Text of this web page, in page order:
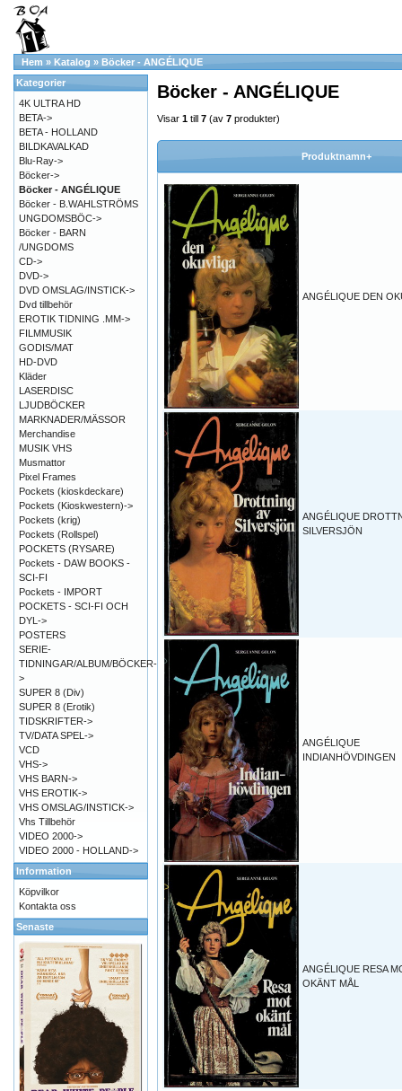
Hem » Katalog » Böcker - ANGÉLIQUE
Böcker - ANGÉLIQUE
Visar 1 till 7 (av 7 produkter)
Produktnamn+
ANGÉLIQUE DEN
ANGÉLIQUE
SILVERSJÖN
ANGÉLIQUE
INDIANHÖVDINGEN
ANGÉLIQUE RESA
OKÄNT MÅL
Kategorier
4K ULTRA HD
BETA->
BETA - HOLLAND
BILDKAVALKAD
Blu-Ray->
Böcker->
Böcker - ANGÉLIQUE
Böcker - B.WAHLSTRÖMS
UNGDOMSBÖC->
Böcker - BARN
/UNGDOMS
CD->
DVD->
DVD OMSLAG/INSTICK->
Dvd tillbehör
EROTIK TIDNING .MM->
FILMMUSIK
GODIS/MAT
HD-DVD
Kläder
LASERDISC
LJUDBÖCKER
MARKNADER/MÄSSOR
Merchandise
MUSIK VHS
Musmattor
Pixel Frames
Pockets (kioskdeckare)
Pockets (Kioskwestern)->
Pockets (krig)
Pockets (Rollspel)
POCKETS (RYSARE)
Pockets - DAW BOOKS -
SCI-FI
Pockets - IMPORT
POCKETS - SCI-FI OCH
DYL->
POSTERS
SERIE-
TIDNINGAR/ALBUM/BÖCKER-
>
SUPER 8 (Div)
SUPER 8 (Erotik)
TIDSKRIFTER->
TV/DATA SPEL->
VCD
VHS->
VHS BARN->
VHS EROTIK->
VHS OMSLAG/INSTICK->
Vhs Tillbehör
VIDEO 2000->
VIDEO 2000 - HOLLAND->
Information
Köpvilkor
Kontakta oss
Senaste